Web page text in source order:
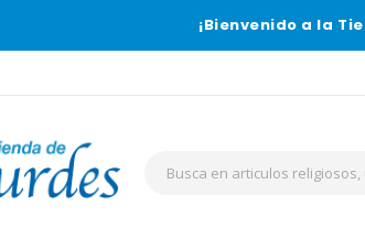
¡Bienvenido a la